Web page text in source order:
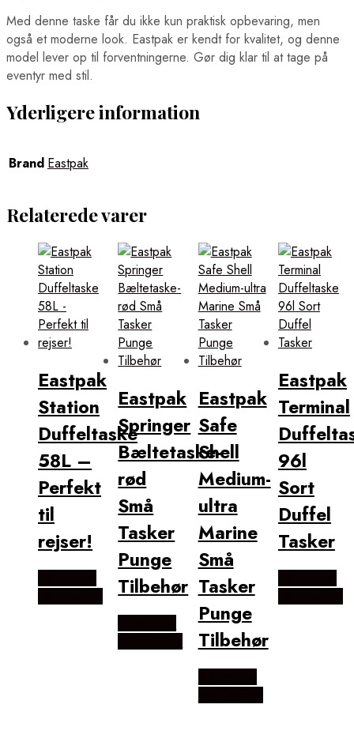
Med denne taske får du ikke kun praktisk opbevaring, men
også et moderne look. Eastpak er kendt for kvalitet, og denne
model lever op til forventningerne. Gør dig klar til at tage på
eventyr med stil.
Yderligere information
Brand Eastpak
Relaterede varer
Eastpak
Station
Duffeltaske
58L –
Perfekt
til
rejser!
Eastpak
Springer
Bæltetaske-
rød
Små
Tasker
Punge
Tilbehør
Eastpak
Safe
Shell
Medium-
ultra
Marine
Små
Tasker
Punge
Tilbehør
Eastpak
Terminal
96l
Sort
Duffel
Tasker